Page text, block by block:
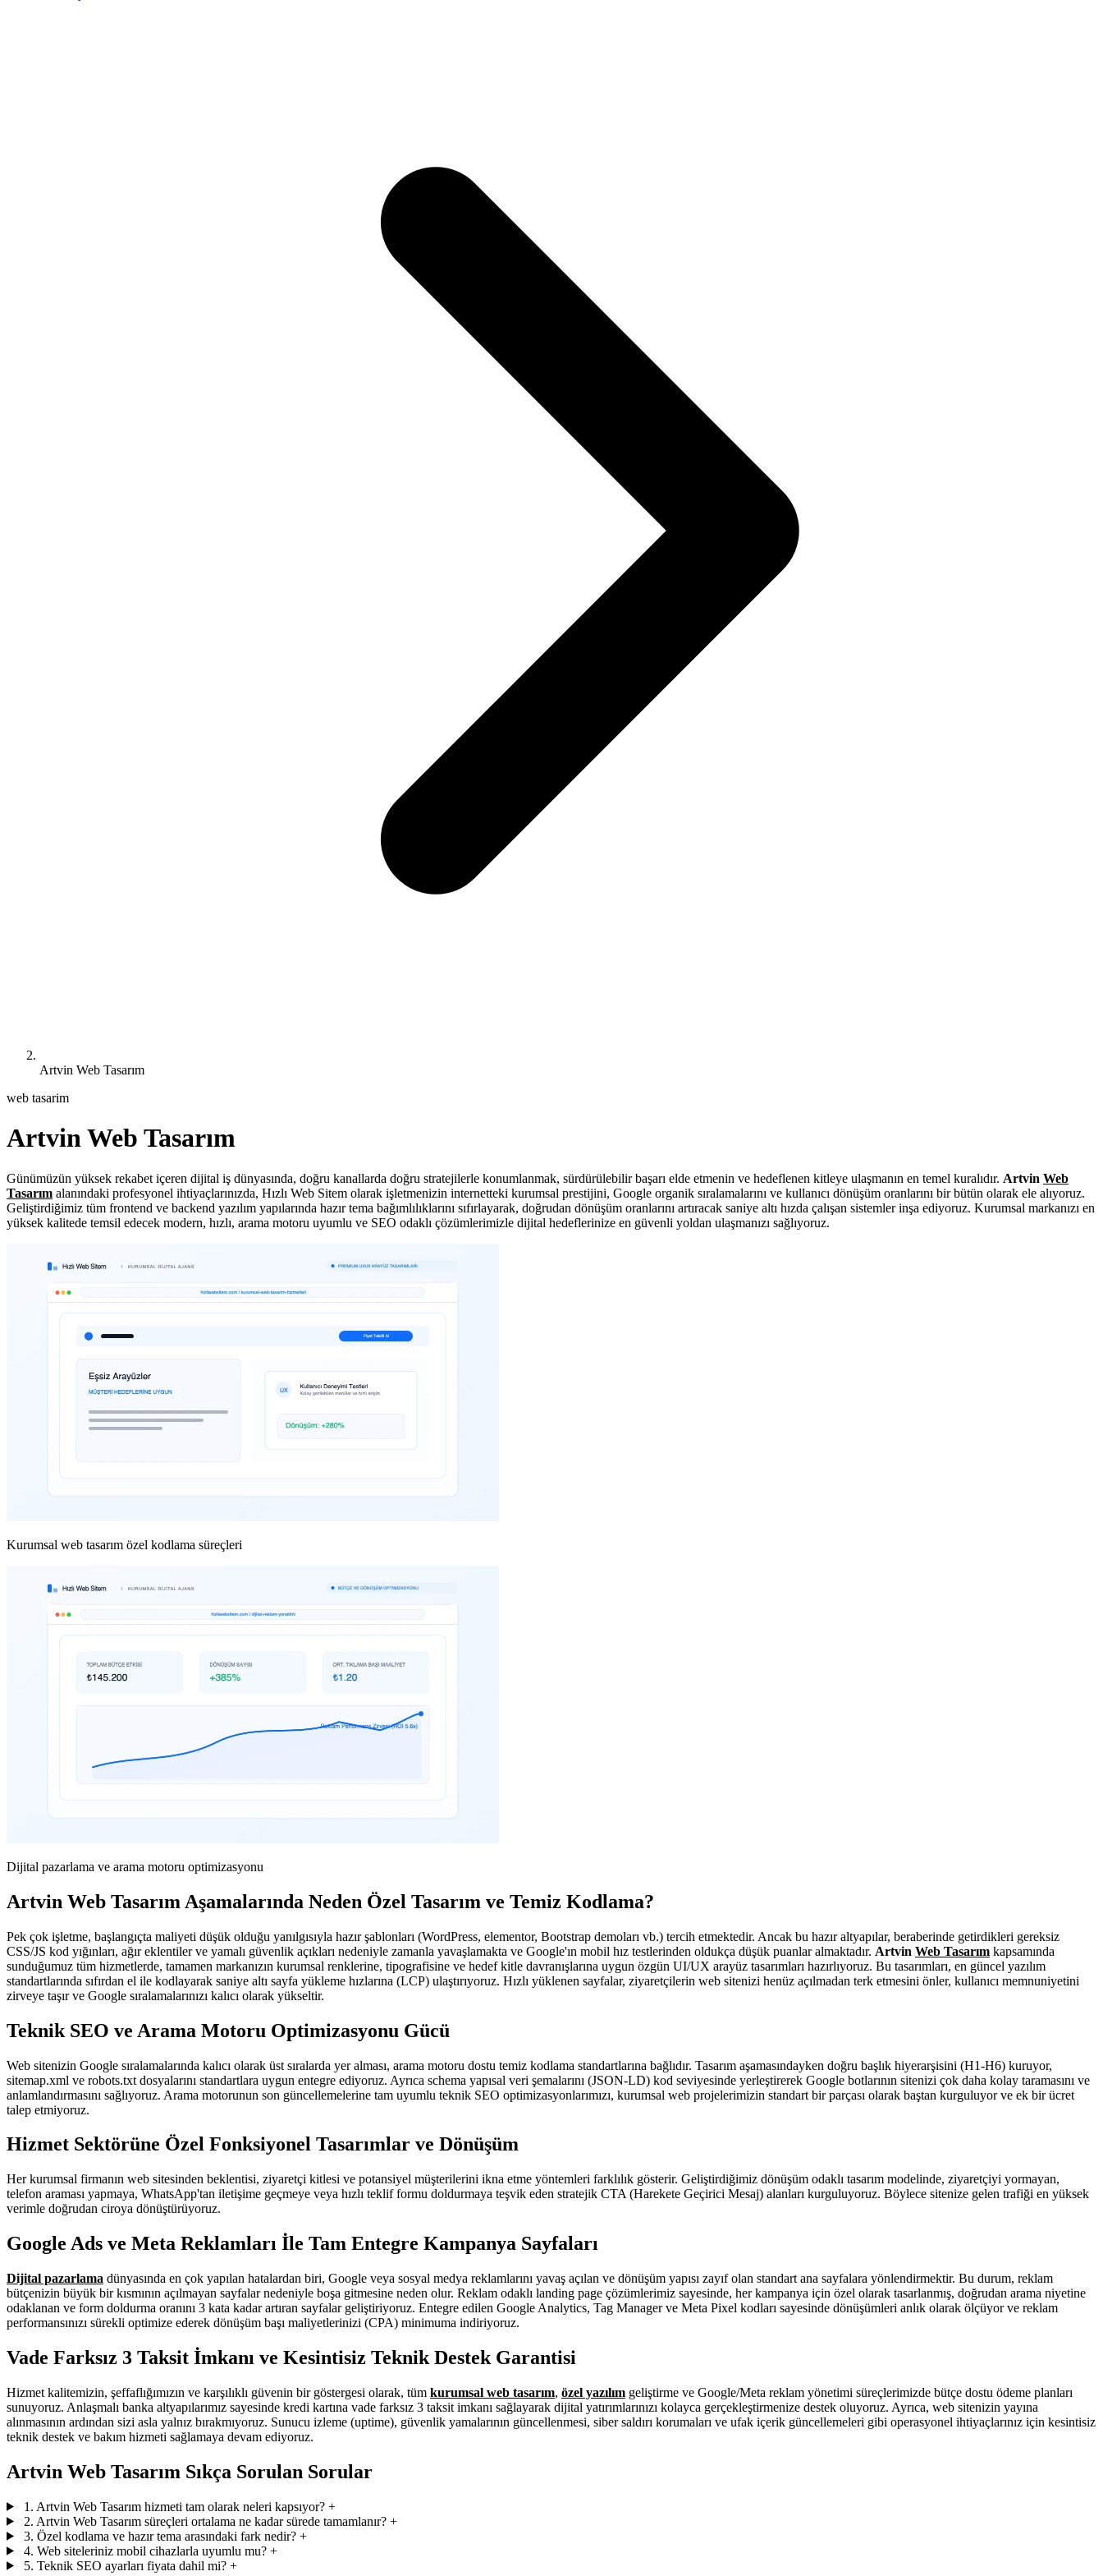
Artvin Web Tasarım
web tasarim
Artvin Web Tasarım
Günümüzün yüksek rekabet içeren dijital iş dünyasında, doğru kanallarda doğru stratejilerle konumlanmak, sürdürülebilir başarı elde etmenin ve hedeflenen kitleye ulaşmanın en temel kuralıdır. Artvin Web
Tasarım alanındaki profesyonel ihtiyaçlarınızda, Hızlı Web Sitem olarak işletmenizin internetteki kurumsal prestijini, Google organik sıralamalarını ve kullanıcı dönüşüm oranlarını bir bütün olarak ele alıyoruz.
Geliştirdiğimiz tüm frontend ve backend yazılım yapılarında hazır tema bağımlılıklarını sıfırlayarak, doğrudan dönüşüm oranlarını artıracak saniye altı hızda çalışan sistemler inşa ediyoruz. Kurumsal markanızı en
yüksek kalitede temsil edecek modern, hızlı, arama motoru uyumlu ve SEO odaklı çözümlerimizle dijital hedeflerinize en güvenli yoldan ulaşmanızı sağlıyoruz.
Kurumsal web tasarım özel kodlama süreçleri
Dijital pazarlama ve arama motoru optimizasyonu
Artvin Web Tasarım Aşamalarında Neden Özel Tasarım ve Temiz Kodlama?
Pek çok işletme, başlangıçta maliyeti düşük olduğu yanılgısıyla hazır şablonları (WordPress, elementor, Bootstrap demoları vb.) tercih etmektedir. Ancak bu hazır altyapılar, beraberinde getirdikleri gereksiz
CSS/JS kod yığınları, ağır eklentiler ve yamalı güvenlik açıkları nedeniyle zamanla yavaşlamakta ve Google'ın mobil hız testlerinden oldukça düşük puanlar almaktadır. Artvin Web Tasarım kapsamında
sunduğumuz tüm hizmetlerde, tamamen markanızın kurumsal renklerine, tipografisine ve hedef kitle davranışlarına uygun özgün UI/UX arayüz tasarımları hazırlıyoruz. Bu tasarımları, en güncel yazılım
standartlarında sıfırdan el ile kodlayarak saniye altı sayfa yükleme hızlarına (LCP) ulaştırıyoruz. Hızlı yüklenen sayfalar, ziyaretçilerin web sitenizi henüz açılmadan terk etmesini önler, kullanıcı memnuniyetini
zirveye taşır ve Google sıralamalarınızı kalıcı olarak yükseltir.
Teknik SEO ve Arama Motoru Optimizasyonu Gücü
Web sitenizin Google sıralamalarında kalıcı olarak üst sıralarda yer alması, arama motoru dostu temiz kodlama standartlarına bağlıdır. Tasarım aşamasındayken doğru başlık hiyerarşisini (H1-H6) kuruyor,
sitemap.xml ve robots.txt dosyalarını standartlara uygun entegre ediyoruz. Ayrıca schema yapısal veri şemalarını (JSON-LD) kod seviyesinde yerleştirerek Google botlarının sitenizi çok daha kolay taramasını ve
anlamlandırmasını sağlıyoruz. Arama motorunun son güncellemelerine tam uyumlu teknik SEO optimizasyonlarımızı, kurumsal web projelerimizin standart bir parçası olarak baştan kurguluyor ve ek bir ücret
talep etmiyoruz.
Hizmet Sektörüne Özel Fonksiyonel Tasarımlar ve Dönüşüm
Her kurumsal firmanın web sitesinden beklentisi, ziyaretçi kitlesi ve potansiyel müşterilerini ikna etme yöntemleri farklılık gösterir. Geliştirdiğimiz dönüşüm odaklı tasarım modelinde, ziyaretçiyi yormayan,
telefon araması yapmaya, WhatsApp'tan iletişime geçmeye veya hızlı teklif formu doldurmaya teşvik eden stratejik CTA (Harekete Geçirici Mesaj) alanları kurguluyoruz. Böylece sitenize gelen trafiği en yüksek
verimle doğrudan ciroya dönüştürüyoruz.
Google Ads ve Meta Reklamları İle Tam Entegre Kampanya Sayfaları
Dijital pazarlama dünyasında en çok yapılan hatalardan biri, Google veya sosyal medya reklamlarını yavaş açılan ve dönüşüm yapısı zayıf olan standart ana sayfalara yönlendirmektir. Bu durum, reklam
bütçenizin büyük bir kısmının açılmayan sayfalar nedeniyle boşa gitmesine neden olur. Reklam odaklı landing page çözümlerimiz sayesinde, her kampanya için özel olarak tasarlanmış, doğrudan arama niyetine
odaklanan ve form doldurma oranını 3 kata kadar artıran sayfalar geliştiriyoruz. Entegre edilen Google Analytics, Tag Manager ve Meta Pixel kodları sayesinde dönüşümleri anlık olarak ölçüyor ve reklam
performansınızı sürekli optimize ederek dönüşüm başı maliyetlerinizi (CPA) minimuma indiriyoruz.
Vade Farksız 3 Taksit İmkanı ve Kesintisiz Teknik Destek Garantisi
Hizmet kalitemizin, şeffaflığımızın ve karşılıklı güvenin bir göstergesi olarak, tüm kurumsal web tasarım, özel yazılım geliştirme ve Google/Meta reklam yönetimi süreçlerimizde bütçe dostu ödeme planları
sunuyoruz. Anlaşmalı banka altyapılarımız sayesinde kredi kartına vade farksız 3 taksit imkanı sağlayarak dijital yatırımlarınızı kolayca gerçekleştirmenize destek oluyoruz. Ayrıca, web sitenizin yayına
alınmasının ardından sizi asla yalnız bırakmıyoruz. Sunucu izleme (uptime), güvenlik yamalarının güncellenmesi, siber saldırı korumaları ve ufak içerik güncellemeleri gibi operasyonel ihtiyaçlarınız için kesintisiz
teknik destek ve bakım hizmeti sağlamaya devam ediyoruz.
Artvin Web Tasarım Sıkça Sorulan Sorular
1. Artvin Web Tasarım hizmeti tam olarak neleri kapsıyor? +
2. Artvin Web Tasarım süreçleri ortalama ne kadar sürede tamamlanır? +
3. Özel kodlama ve hazır tema arasındaki fark nedir? +
4. Web siteleriniz mobil cihazlarla uyumlu mu? +
5. Teknik SEO ayarları fiyata dahil mi? +